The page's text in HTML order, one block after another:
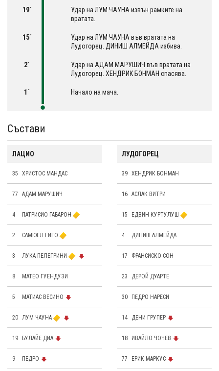
19´
Удар на ЛУМ ЧАУНА извън рамките на
вратата.
15´
Удар на ЛУМ ЧАУНА във вратата на
Лудогорец. ДИНИШ АЛМЕЙДА избива.
2´
Удар на АДАМ МАРУШИЧ във вратата на
Лудогорец. ХЕНДРИК БОНМАН спасява.
1´ Начало на мача.
Състави
ЛАЦИО
35 ХРИСТОС МАНДАС
77 АДАМ МАРУШИЧ
4 ПАТРИСИО ГАБАРОН
2 САМЮЕЛ ГИГО
3 ЛУКА ПЕЛЕГРИНИ
8 МАТЕО ГУЕНДУЗИ
5 МАТИАС ВЕСИНО
20 ЛУМ ЧАУНА
19 БУЛАЙЕ ДИА
9 ПЕДРО
ЛУДОГОРЕЦ
39 ХЕНДРИК БОНМАН
16 АСЛАК ВИТРИ
15 ЕДВИН КУРТУЛУШ
4 ДИНИШ АЛМЕЙДА
17 ФРАНСИСКО СОН
23 ДЕРОЙ ДУАРТЕ
30 ПЕДРО НАРЕСИ
14 ДЕНИ ГРУПЕР
18 ИВАЙЛО ЧОЧЕВ
77 ЕРИК МАРКУС